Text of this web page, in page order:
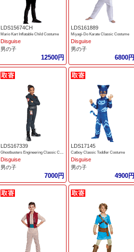
LDS15674CH
Mario Kart Inflatable Child Costume
Disguise
男の子
12500円
LDS161889
Miyagi-Do Karate Classic Costume
Disguise
男の子
6800円
LDS167339
Ghostbusters Engineering Classic Child Costume
Disguise
男の子
7000円
LDS17145
Catboy Classic Toddler Costume
Disguise
男の子
4900円